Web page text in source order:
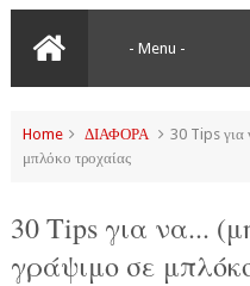
Home ΔΙΑΦΟΡΑ
30 Tips για
μπλόκο τροχαίας
30 Tips για να...
γράψιμο σε